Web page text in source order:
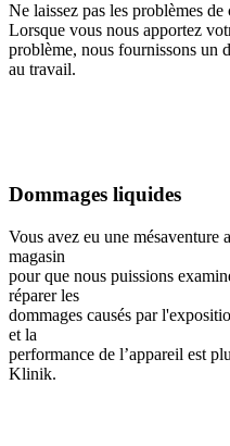
Ne laissez pas les problèmes
Lorsque vous nous apportez
problème, nous fournissons un
au travail.
Dommages liquides
Vous avez eu une mésaventure
magasin
pour que nous puissions
réparer les
dommages causés par
et la
performance de l’appareil est
Klinik.